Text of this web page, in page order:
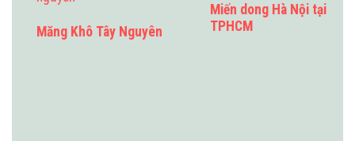
Măng Khô Tây Nguyên
Miến dong Hà Nội tại
TPHCM